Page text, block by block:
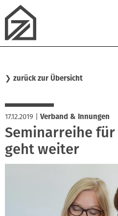
❯ zurück zur Übersicht
17.12.2019 Verband & Innungen
Seminarreihe für
geht weiter